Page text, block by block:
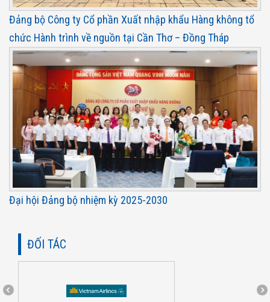
Đảng bộ Công ty Cổ phần Xuất nhập khẩu Hàng không tổ
chức Hành trình về nguồn tại Cần Thơ – Đồng Tháp
Đại hội Đảng bộ nhiệm kỳ 2025-2030
ĐỐI TÁC